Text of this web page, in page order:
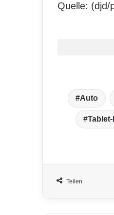
Quelle: (djd/
Auto
Teilen